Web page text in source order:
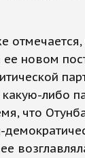
новом
либо
что